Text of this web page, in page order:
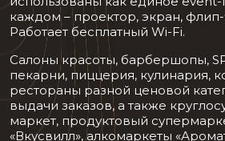
каждом – проектор, экран,
Работает бесплатный Wi-Fi.
Салоны красоты, барбершопы,
пекарни, пиццерия, кулинария,
рестораны разной ценовой
выдачи заказов, а также
маркет, продуктовый
«Вкусвилл», алкомаркеты